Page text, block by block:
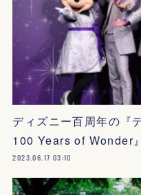
ディズニー百周年の『
100 Years of Wonder
2023.06.17 03:10